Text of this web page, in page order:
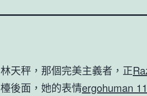
林天秤，那個完美主義者，正
檯後面，她的表情ergohuman